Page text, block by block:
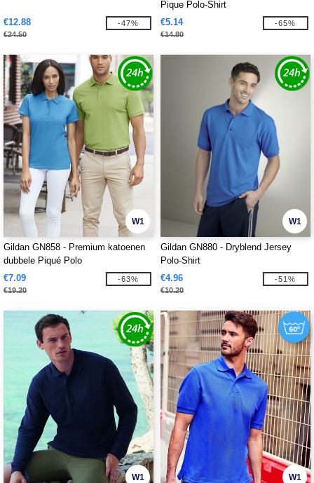
€12.88
€24.50
-47%
Pique Polo-Shirt
€5.14
€14.80
-65%
W1
Gildan GN858 - Premium katoenen
dubbele Piqué Polo
€7.09
€19.20
-63%
W1
Gildan GN880 - Dryblend Jersey
Polo-Shirt
€4.96
€10.20
-51%
W1 W1